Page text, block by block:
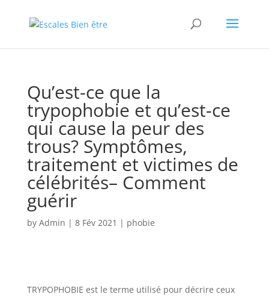
Qu’est-ce que la
trypophobie et qu’est-ce
qui cause la peur des
trous? Symptômes,
traitement et victimes de
célébrités– Comment
guérir
by Admin | 8 Fév 2021 | phobie
TRYPOPHOBIE est le terme utilisé pour décrire ceux